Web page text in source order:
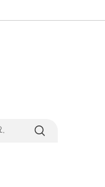
검색